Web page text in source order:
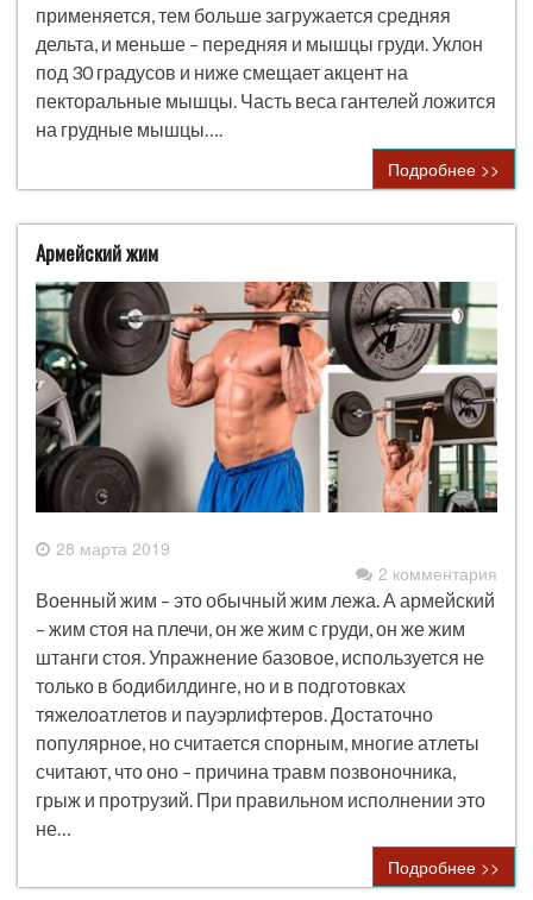
применяется, тем больше загружается средняя
дельта, и меньше – передняя и мышцы груди. Уклон
под 30 градусов и ниже смещает акцент на
пекторальные мышцы. Часть веса гантелей ложится
на грудные мышцы….
Подробнее >>
Армейский жим
28 марта 2019
2 комментария
Военный жим – это обычный жим лежа. А армейский
– жим стоя на плечи, он же жим с груди, он же жим
штанги стоя. Упражнение базовое, используется не
только в бодибилдинге, но и в подготовках
тяжелоатлетов и пауэрлифтеров. Достаточно
популярное, но считается спорным, многие атлеты
считают, что оно – причина травм позвоночника,
грыж и протрузий. При правильном исполнении это
не…
Подробнее >>